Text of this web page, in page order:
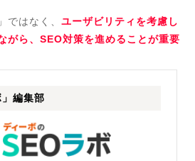
ではなく、 ユーザビリティを考慮し
がら、SEO対策を進めることが重要
編集部